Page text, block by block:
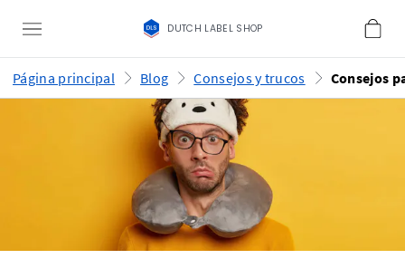
DUTCH LABEL SHOP
Página principal Blog Consejos y trucos